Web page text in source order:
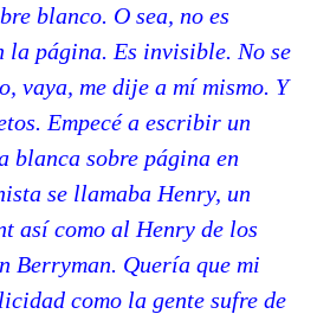
blanco. O sea, no es
la página. Es invisible. No se
vaya, me dije a mí mismo. Y
Empecé a escribir un
blanca sobre página en
se llamaba Henry, un
así como al Henry de los
Berryman. Quería que mi
como la gente sufre de